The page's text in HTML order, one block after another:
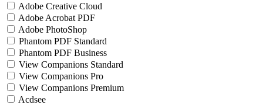
Adobe Creative Cloud
Adobe Acrobat PDF
Adobe PhotoShop
Phantom PDF Standard
Phantom PDF Business
View Companions Standard
View Companions Pro
View Companions Premium
Acdsee